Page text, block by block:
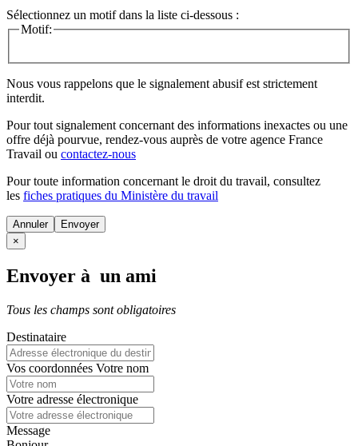
Sélectionnez un motif dans la liste ci-dessous :
Motif:
Nous vous rappelons que le signalement abusif est strictement
interdit.
Pour tout signalement concernant des informations inexactes ou une
offre déjà pourvue, rendez-vous auprès de votre agence France
Travail ou contactez-nous
Pour toute information concernant le droit du travail, consultez
les fiches pratiques du Ministère du travail
Annuler
×
Envoyer à un ami
Tous les champs sont obligatoires
Destinataire
Vos coordonnées Votre nom
Votre adresse électronique
Message